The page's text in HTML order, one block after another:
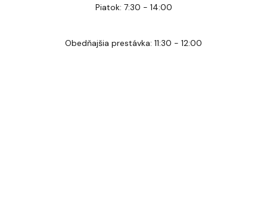
Piatok: 7:30 - 14:00
Obedňajšia prestávka: 11:30 - 12:00